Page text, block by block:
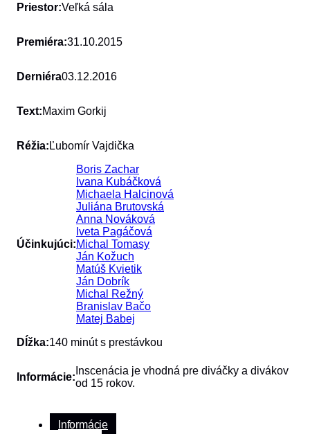
Priestor:Veľká sála
Premiéra:31.10.2015
Derniéra03.12.2016
Text:Maxim Gorkij
Réžia: Ľubomír Vajdička
Účinkujúci:
Boris Zachar
Ivana Kubáčková
Michaela Halcinová
Juliána Brutovská
Anna Nováková
Iveta Pagáčová
Michal Tomasy
Ján Kožuch
Matúš Kvietik
Ján Dobrík
Michal Režný
Branislav Bačo
Matej Babej
Dĺžka:140 minút s prestávkou
Informácie:
Inscenácia je vhodná pre diváčky a divákov
od 15 rokov.
Informácie